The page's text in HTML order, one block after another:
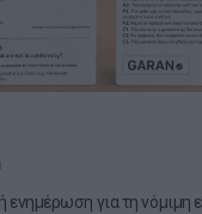
ενημέρωση για τη νόμιμη